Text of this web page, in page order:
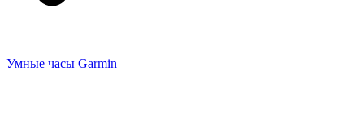
Умные часы Garmin